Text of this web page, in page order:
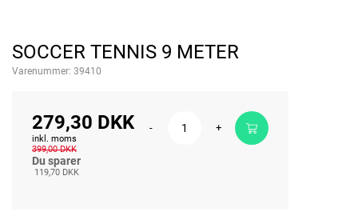
SOCCER TENNIS 9 METER
Varenummer: 39410
279,30 DKK
inkl. moms
399,00 DKK
Du sparer
119,70 DKK
- +